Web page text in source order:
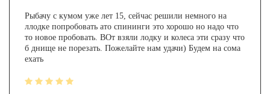
Рыбачу с кумом уже лет 15, сейчас решили немного на
ллодке попробовать ато спининги это хорошо но надо что
то новое пробовать. ВОт взяли лодку и колеса эти сразу что
б днище не порезать. Пожелайте нам удачи) Будем на сома
ехать